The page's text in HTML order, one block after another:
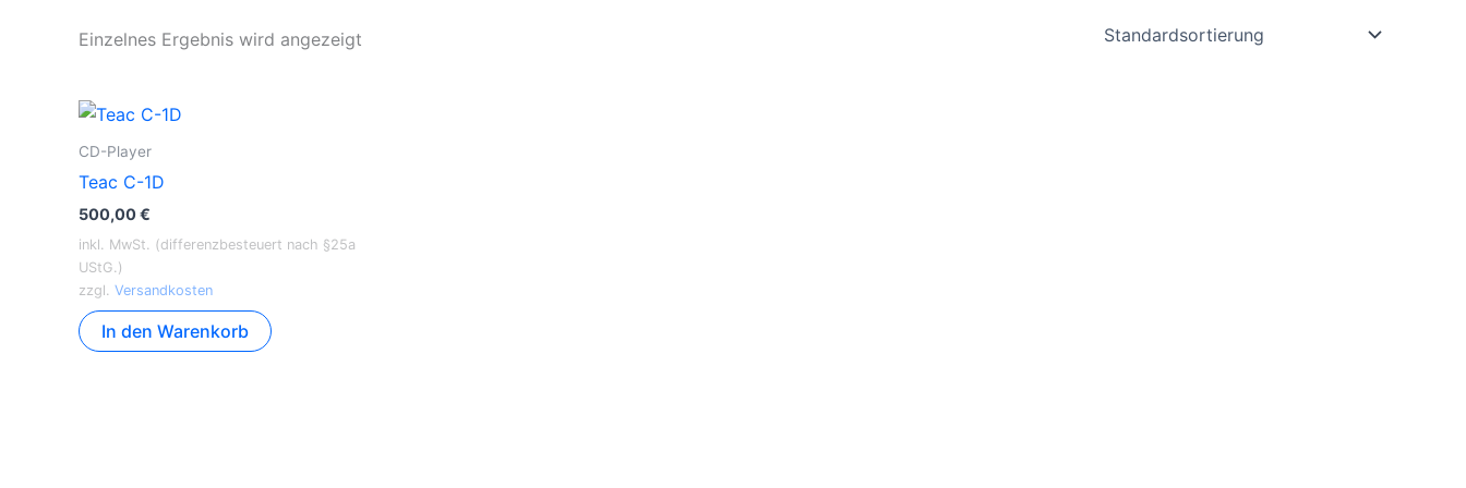
Einzelnes Ergebnis wird angezeigt
CD-Player
Teac C-1D
500,00€
inkl. MwSt. (differenzbesteuert nach §25a
UStG.)
zzgl. Versandkosten
In den Warenkorb